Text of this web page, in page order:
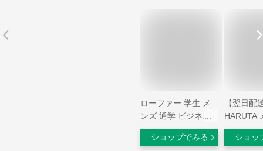
ローファー 学生 メ
ンズ 通学 ビジネス
シューズ 通勤 男子
中学生 高校生 wilson
ショップでみる
【翌日配
HARUTA
ファー 幅
タ 6550
ショッ